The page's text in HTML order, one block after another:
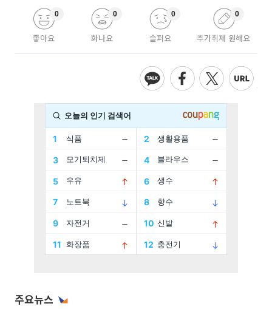
좋아요
0
화나요
0
슬퍼요
0
추가취재 원해요
0
주요뉴스